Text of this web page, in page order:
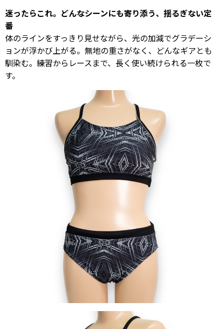
迷ったらこれ。どんなシーンにも寄り添う、揺るぎない定
番
体のラインをすっきり見せながら、光の加減でグラデーシ
ョンが浮かび上がる。無地の重さがなく、どんなギアとも
馴染む。練習からレースまで、長く使い続けられる一枚で
す。